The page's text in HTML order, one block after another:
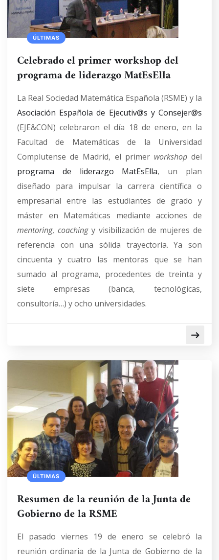
ÚLTIMAS
Celebrado el primer workshop del
programa de liderazgo MatEsElla
La Real Sociedad Matemática Española (RSME) y la
Asociación Española de Ejecutiv@s y Consejer@s
(EJE&CON) celebraron el día 18 de enero, en la
Facultad de Matemáticas de la Universidad
Complutense de Madrid, el primer workshopdel
programa de liderazgo MatEsElla, un plan
diseñado para impulsar la carrera científica o
empresarial entre las estudiantes de grado y
máster en Matemáticas mediante acciones de
mentoring, coachingy visibilización de mujeres de
referencia con una sólida trayectoria. Ya son
cincuenta y cuatro las mentoras que se han
sumado al programa, procedentes de treinta y
siete empresas (banca, tecnológicas,
consultoría…) y ocho universidades.
ÚLTIMAS
Resumen de la reunión de la Junta de
Gobierno de la RSME
El pasado viernes 19 de enero se celebró la
reunión ordinaria de la Junta de Gobierno de la